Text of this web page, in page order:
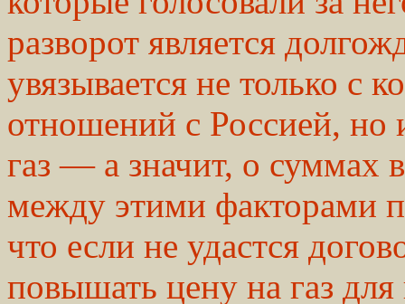
разворот является
увязывается не только с
отношений с Россией, но
газ — а значит, о суммах
между этими факторами
что если не удастся
повышать цену на газ